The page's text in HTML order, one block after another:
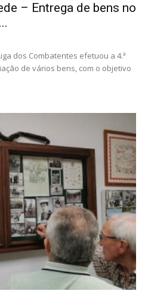
– Entrega de bens no
dos Combatentes efetuou a 4.ª
de vários bens, com o objetivo